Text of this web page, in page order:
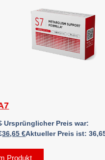
Ursprünglicher Preis war:
36,65€Aktueller Preis ist:
Produkt